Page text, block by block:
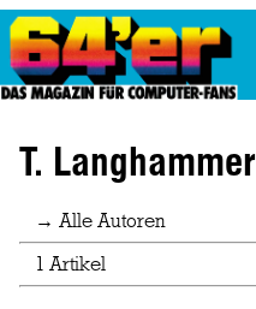
T. Langhammer
→ Alle Autoren
1 Artikel